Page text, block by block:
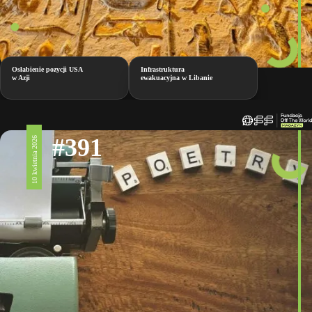
Osłabienie pozycji USA
w Azji
Infrastruktura
ewakuacyjna w Libanie
10 kwietnia 2026 #391